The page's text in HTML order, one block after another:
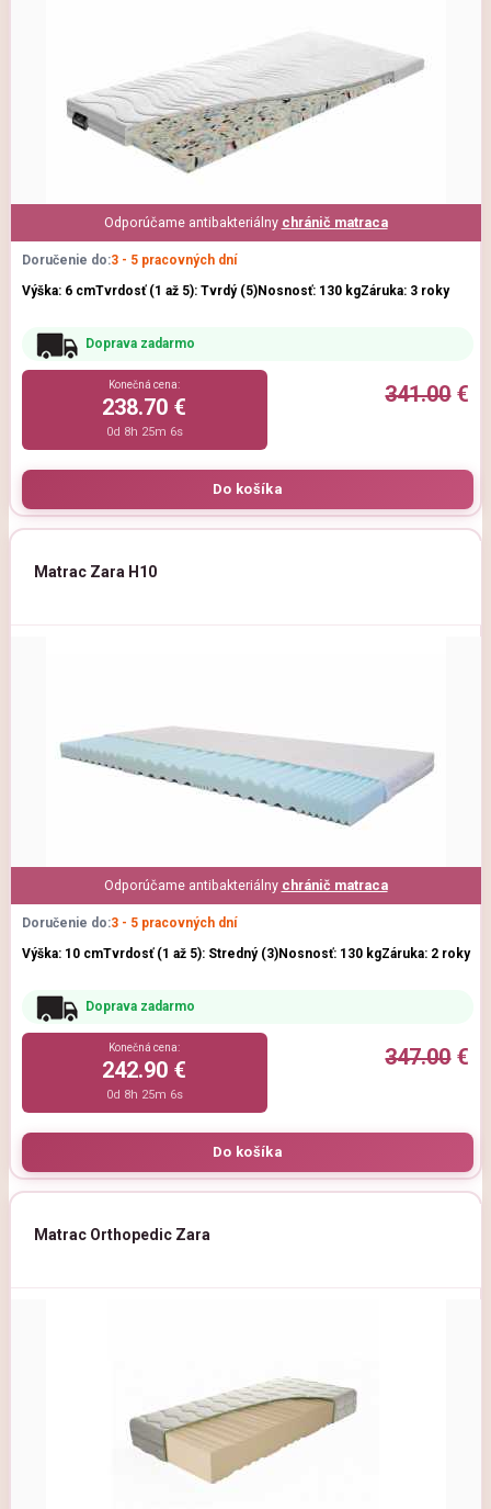
Odporúčame antibakteriálny chránič matraca
Doručenie do:3 - 5 pracovných dní
Výška: 6 cmTvrdosť (1 až 5): Tvrdý (5)Nosnosť: 130 kgZáruka: 3 roky
Doprava zadarmo
341.00€
Konečná cena:
238.70 €
0d 8h 25m 5s
Matrac Zara H10
Odporúčame antibakteriálny chránič matraca
Doručenie do:3 - 5 pracovných dní
Výška: 10 cmTvrdosť (1 až 5): Stredný (3)Nosnosť: 130 kgZáruka: 2 roky
Doprava zadarmo
347.00€
Konečná cena:
242.90 €
0d 8h 25m 5s
Matrac Orthopedic Zara